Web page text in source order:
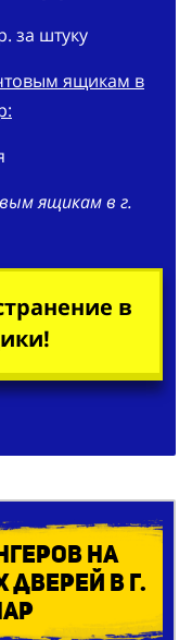
ящикам в
ящикам в г.
в
на
в г.